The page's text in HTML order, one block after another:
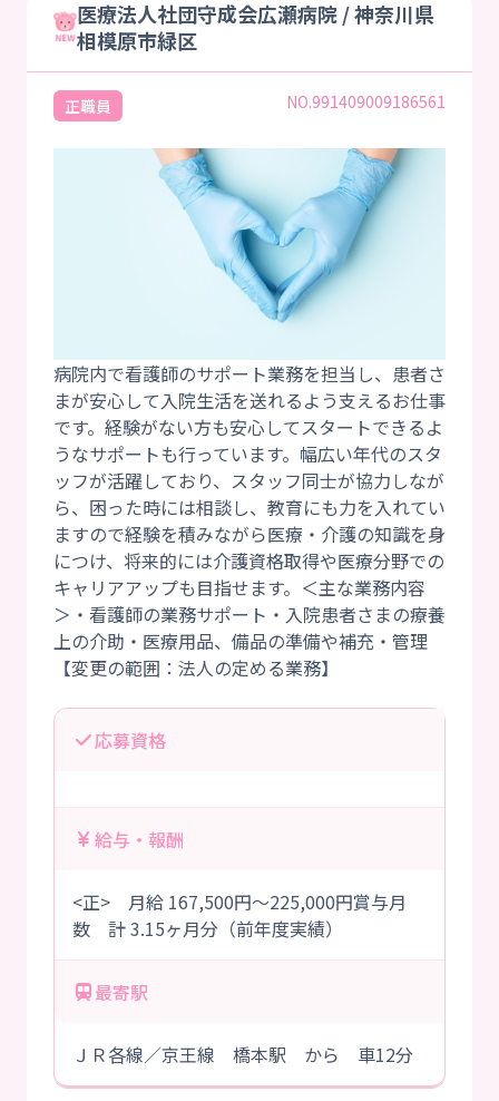
医療法人社団守成会広瀬病院 / 神奈川県
相模原市緑区
正職員 NO.991409009186561
病院内で看護師のサポート業務を担当し、患者さ
まが安心して入院生活を送れるよう支えるお仕事
です。経験がない方も安心してスタートできるよ
うなサポートも行っています。幅広い年代のスタ
ッフが活躍しており、スタッフ同士が協力しなが
ら、困った時には相談し、教育にも力を入れてい
ますので経験を積みながら医療・介護の知識を身
につけ、将来的には介護資格取得や医療分野での
キャリアアップも目指せます。＜主な業務内容
＞・看護師の業務サポート・入院患者さまの療養
上の介助・医療用品、備品の準備や補充・管理
応募資格
給与・報酬
<正> 月給 167,500円～225,000円賞与月
数 計 3.15ヶ月分（前年度実績）
最寄駅
ＪＲ各線／京王線 橋本駅 から 車12分